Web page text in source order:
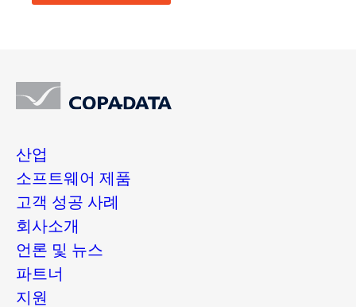
산업
소프트웨어 제품
고객 성공 사례
회사소개
언론 및 뉴스
파트너
지원